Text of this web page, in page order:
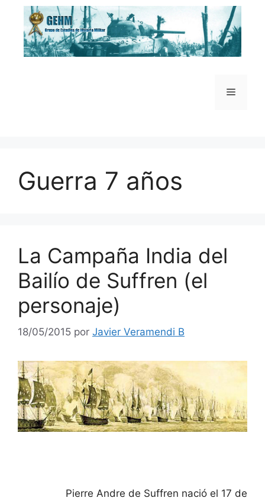
Saltar
contenido
Menú
Guerra 7 años
La Campaña India del
Bailío de Suffren (el
personaje)
18/05/2015 por Javier Veramendi B
Pierre Andre de Suffren nació el 17 de